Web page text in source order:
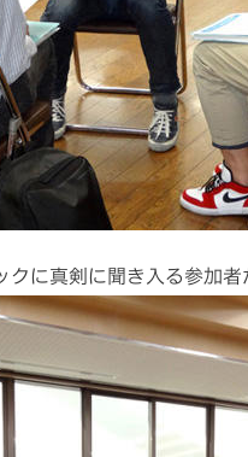
クに真剣に聞き入る参加者